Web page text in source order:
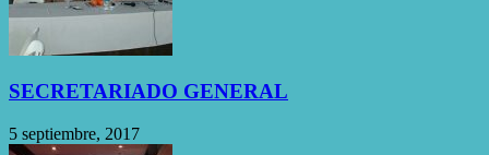
SECRETARIADO GENERAL
5 septiembre, 2017